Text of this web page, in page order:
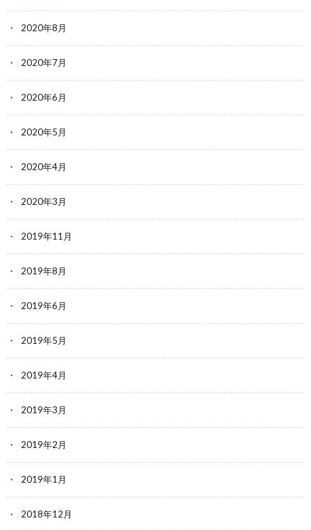
2020年8月
2020年7月
2020年6月
2020年5月
2020年4月
2020年3月
2019年11月
2019年8月
2019年6月
2019年5月
2019年4月
2019年3月
2019年2月
2019年1月
2018年12月